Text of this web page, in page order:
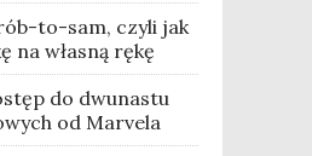
to-sam, czyli jak
na własną rękę
do dwunastu
od Marvela